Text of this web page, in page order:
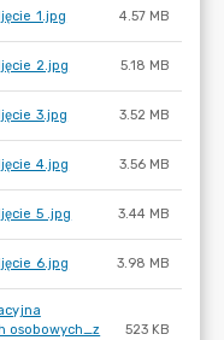
1.jpg 4.57 MB
2.jpg 5.18 MB
3.jpg 3.52 MB
4.jpg 3.56 MB
5 .jpg 3.44 MB
6.jpg 3.98 MB
osobowych_z
523 KB